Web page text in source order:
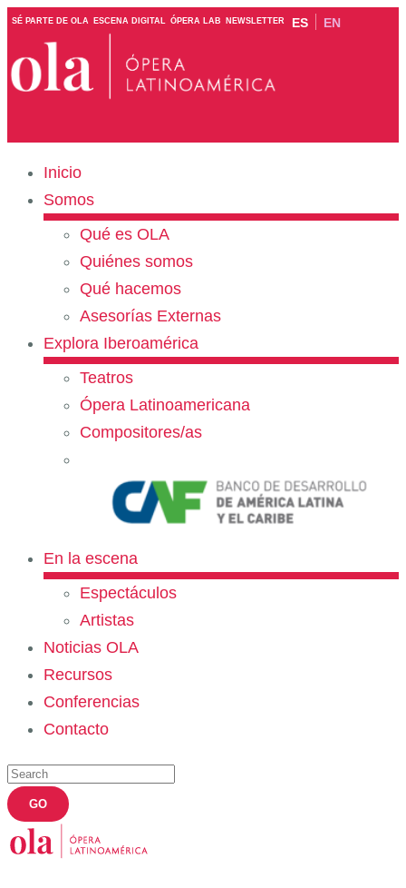
SÉ PARTE DE OLA ESCENA DIGITAL ÓPERA LAB NEWSLETTER ES EN
Inicio
Somos
Qué es OLA
Quiénes somos
Qué hacemos
Asesorías Externas
Explora Iberoamérica
Teatros
Ópera Latinoamericana
Compositores/as
En la escena
Espectáculos
Artistas
Noticias OLA
Recursos
Conferencias
Contacto